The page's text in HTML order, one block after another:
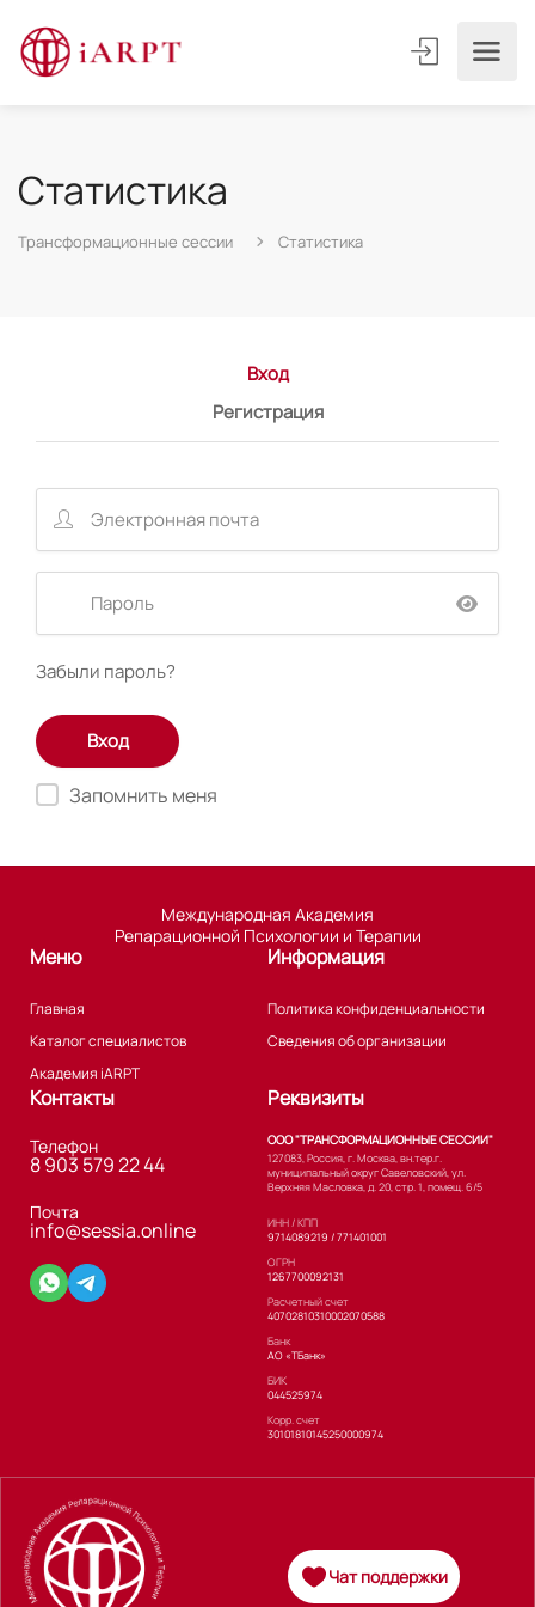
Статистика
Трансформационные сессии Статистика
Вход
Регистрация
Забыли пароль?
Запомнить меня
Международная Академия
Репарационной Психологии и Терапии
Меню
Главная
Каталог специалистов
Академия iARPT
Информация
Политика конфиденциальности
Сведения об организации
Контакты
Телефон
8 903 579 22 44
Почта
info@sessia.online
Реквизиты
ООО "ТРАНСФОРМАЦИОННЫЕ СЕССИИ"
127083, Россия, г. Москва, вн.тер.г.
муниципальный округ Савеловский, ул.
Верхняя Масловка, д. 20, стр. 1, помещ. 6/5
ИНН / КПП
9714089219 / 771401001
ОГРН
1267700092131
Расчетный счет
40702810310002070588
Банк
АО «ТБанк»
БИК
044525974
Корр. счет
30101810145250000974
Чат поддержки